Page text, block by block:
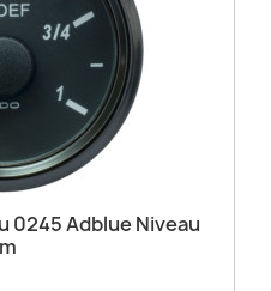
0245 Adblue Niveau